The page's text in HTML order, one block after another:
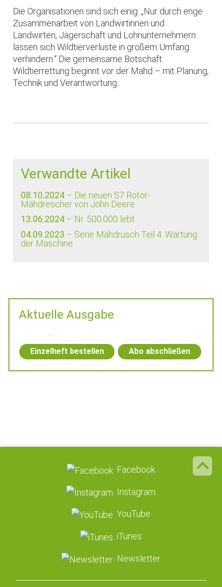
Die Organisationen sind sich einig: „Nur durch enge
Zusammenarbeit von Landwirtinnen und
Landwirten, Jägerschaft und Lohnunternehmern
lassen sich Wildtierverluste in großem Umfang
verhindern.“ Die gemeinsame Botschaft:
Wildtierrettung beginnt vor der Mahd – mit Planung,
Technik und Verantwortung.
Verwandte Artikel
08.10.2024 – Die neuen S7 Rotor-
Mähdrescher von John Deere
13.06.2024 – Nr. 500.000 lebt
04.09.2023 – Serie Mähdrusch Teil 4: Wartung
der Maschine
Aktuelle Ausgabe
Einzelheft bestellen Abo abschließen
Facebook
Instagram
YouTube
iTunes
Newsletter